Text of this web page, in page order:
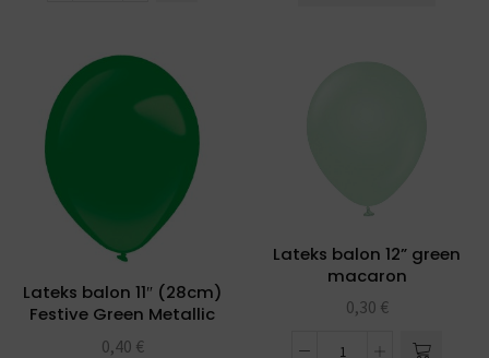
Lateks balon 11″ (28cm)
Festive Green Metallic
0,40 €
Lateks balon 12” green
macaron
0,30 €